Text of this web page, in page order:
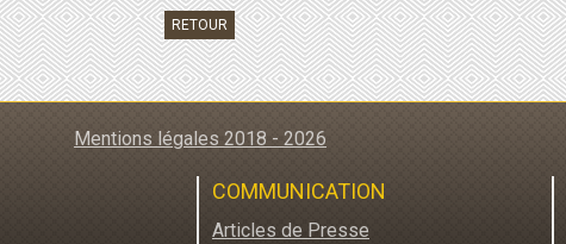
RETOUR
Mentions légales 2018 - 2026
COMMUNICATION
Articles de Presse